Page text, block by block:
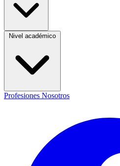
Nivel académico
Profesiones Nosotros